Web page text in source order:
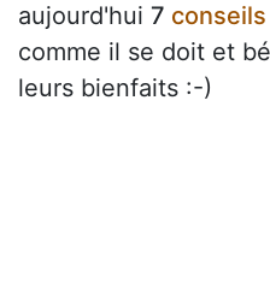
aujourd'hui 7 conseils
comme il se doit et
leurs bienfaits :-)